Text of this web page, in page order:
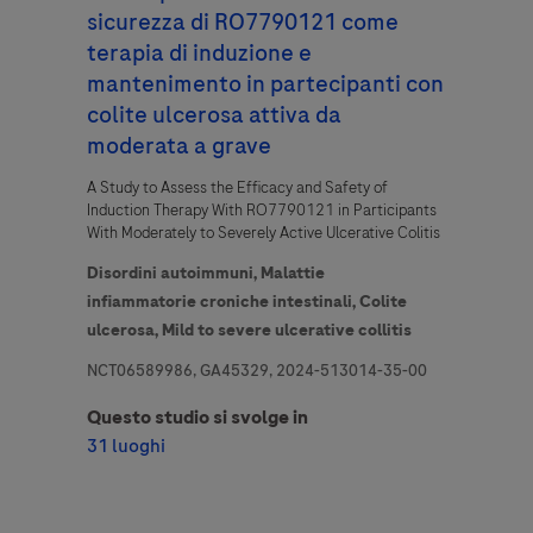
sicurezza di RO7790121 come
terapia di induzione e
mantenimento in partecipanti con
colite ulcerosa attiva da
moderata a grave
A Study to Assess the Efficacy and Safety of
Induction Therapy With RO7790121 in Participants
With Moderately to Severely Active Ulcerative Colitis
Disordini autoimmuni, Malattie
infiammatorie croniche intestinali,Colite
ulcerosa, Mild to severe ulcerative collitis
NCT06589986, GA45329, 2024-513014-35-00
Questo studio si svolge in
31 luoghi
Domanda
Cliccando "Accetta e invia", confermi che hai letto ed accetti le condizioni
legali e di privacy di Roche
Accetta e invia
For Visitors from United States, our Privacy Statement can be reviewed
https://www.gene.com/privacy-policy
For Visitors from Canada, our Privacy Statement can be reviewed below:
http://www.rochecanada.com/en/content/footer-items/privacy.html